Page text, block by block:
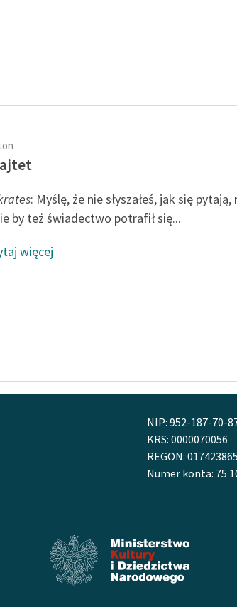
: Myślę, że nie słyszałeś, jak się pytają,
by też świadectwo potrafił się...
więcej
NIP: 952-187-70-
KRS: 0000070056
REGON: 017423865
Numer konta: 75